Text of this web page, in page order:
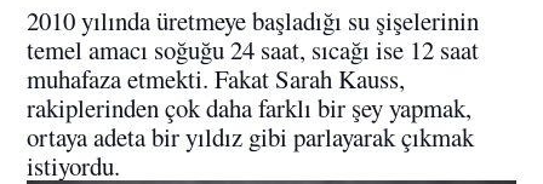
2010 yılında üretmeye başladığı su şişelerinin
temel amacı soğuğu 24 saat, sıcağı ise 12 saat
muhafaza etmekti. Fakat Sarah Kauss,
rakiplerinden çok daha farklı bir şey yapmak,
ortaya adeta bir yıldız gibi parlayarak çıkmak
istiyordu.